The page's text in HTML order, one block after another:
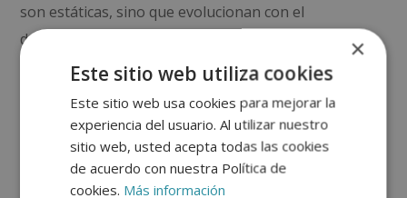
son estáticas, sino que evolucionan con el
desempeño diario.
Razones para
estudiar una
maestría en
×
Este sitio web utiliza cookies
Este sitio web usa cookies para mejorar la
experiencia del usuario. Al utilizar nuestro
sitio web, usted acepta todas las cookies
de acuerdo con nuestra Política de
cookies. Más información